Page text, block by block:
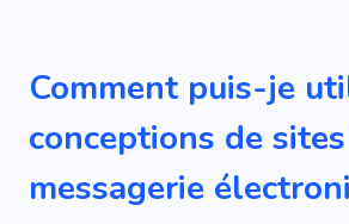
Quartier Des Affaires
Bannière
Solution Numérique
Bureau
Services Professionnels
Comment puis-je
conceptions de
messagerie